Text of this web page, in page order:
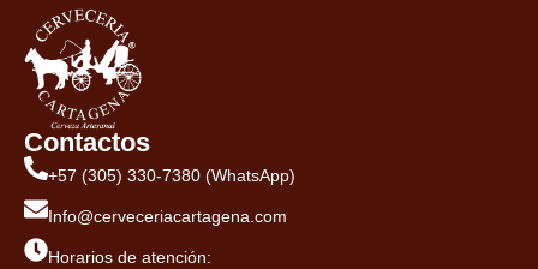
Contactos
+57 (305) 330-7380 (WhatsApp)
Info@cerveceriacartagena.com
Horarios de atención: